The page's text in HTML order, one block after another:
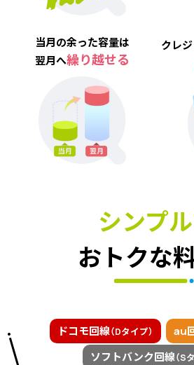
当月の余った容量は
翌月へ繰り越せる
クレ
シンプ
おトクな
ドコモ回線（Dタイプ） au
ソフトバンク回線（S